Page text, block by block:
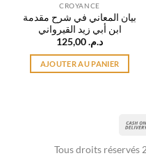
CROYANCE
بيان المعاني في شرح مقدمة
ابن أبي زيد القيرواني
د.م.
AJOUTER AU PANIER
Tous droits réservés